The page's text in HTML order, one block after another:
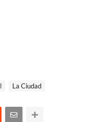
La Ciudad